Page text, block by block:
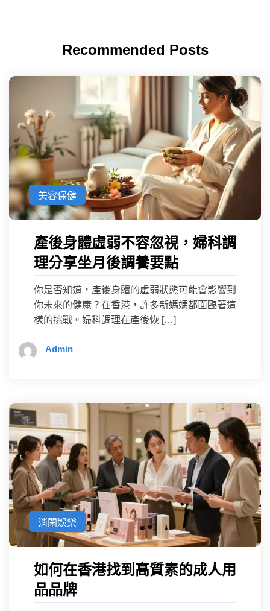
Recommended Posts
美容保健
產後身體虛弱不容忽視，婦科調
理分享坐月後調養要點
你是否知道，產後身體的虛弱狀態可能會影響到
你未來的健康？在香港，許多新媽媽都面臨著這
樣的挑戰。婦科調理在產後恢 […]
Admin
消閑娛樂
如何在香港找到高質素的成人用
品品牌